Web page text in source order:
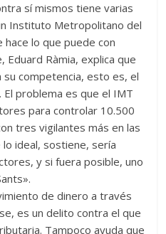
sí mismos tiene varias
Instituto Metropolitano del
lo que puede con
Eduard Ràmia, explica que
su competencia, esto es, el
problema es que el IMT
para controlar 10.500
tres vigilantes más en las
ideal, sostiene, sería
y si fuera posible, uno
de dinero a través
es un delito contra el que
Tampoco ayuda que